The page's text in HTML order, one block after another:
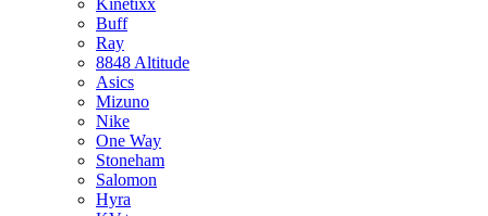
Kinetixx
Buff
Ray
8848 Altitude
Asics
Mizuno
Nike
One Way
Stoneham
Salomon
Hyra